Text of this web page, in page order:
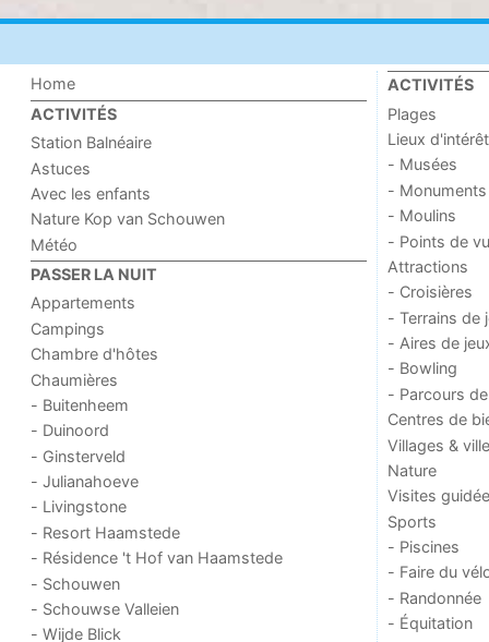
Home
ACTIVITÉS
Station Balnéaire
Astuces
Avec les enfants
Nature Kop van Schouwen
Météo
PASSER LA NUIT
Appartements
Campings
Chambre d'hôtes
Chaumières
- Buitenheem
- Duinoord
- Ginsterveld
- Julianahoeve
- Livingstone
- Resort Haamstede
- Résidence 't Hof van Haamstede
- Schouwen
- Schouwse Valleien
- Wijde Blick
ACTIVITÉS
Plages
Lieux d'intérêt
- Musées
- Monuments
- Moulins
- Points de
Attractions
- Croisières
- Terrains de
- Aires de
- Bowling
- Parcours
Centres de
Villages &
Nature
Visites
Sports
- Piscines
- Faire du
- Randonnée
- Équitation